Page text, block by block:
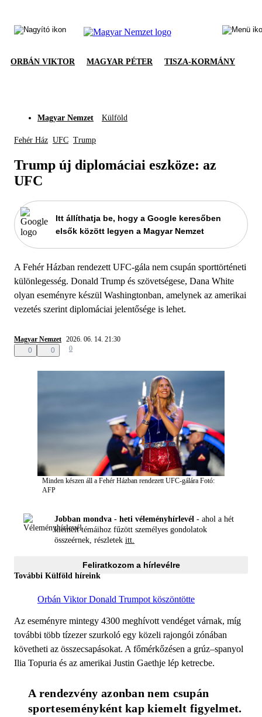
ORBÁN VIKTOR MAGYAR PÉTER TISZA-KORMÁNY
Magyar Nemzet Külföld
Fehér Ház UFC Trump
Trump új diplomáciai eszköze: az
UFC
Itt állíthatja be, hogy a Google keresőben
elsők között legyen a Magyar Nemzet
A Fehér Házban rendezett UFC-gála nem csupán sporttörténeti
különlegesség. Donald Trump és szövetségese, Dana White
olyan eseményre készül Washingtonban, amelynek az amerikai
vezetés szerint diplomáciai jelentősége is lehet.
Magyar Nemzet 2026. 06. 14. 21:30
0
0 0
Minden készen áll a Fehér Házban rendezett UFC-gálára Fotó:
AFP
Jobban mondva - heti véleményhírlevél - ahol a hét
kiemelt témáihoz fűzött személyes gondolatok
összeérnek, részletek itt.
Feliratkozom a hírlevélre
További Külföld híreink
Orbán Viktor Donald Trumpot köszöntötte
Az eseményre mintegy 4300 meghívott vendéget várnak, míg
további több tízezer szurkoló egy közeli rajongói zónában
követheti az összecsapásokat. A főmérkőzésen a grúz–spanyol
Ilia Topuria és az amerikai Justin Gaethje lép ketrecbe.
A rendezvény azonban nem csupán
sporteseményként kap kiemelt figyelmet.